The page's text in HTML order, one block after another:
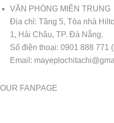
VĂN PHÒNG MIỀN TRUNG
Địa chỉ: Tầng 5, Tòa nhà
1, Hải Châu, TP. Đà Nẵng.
Số điện thoại: 0901 888 771
Email:
OUR FANPAGE